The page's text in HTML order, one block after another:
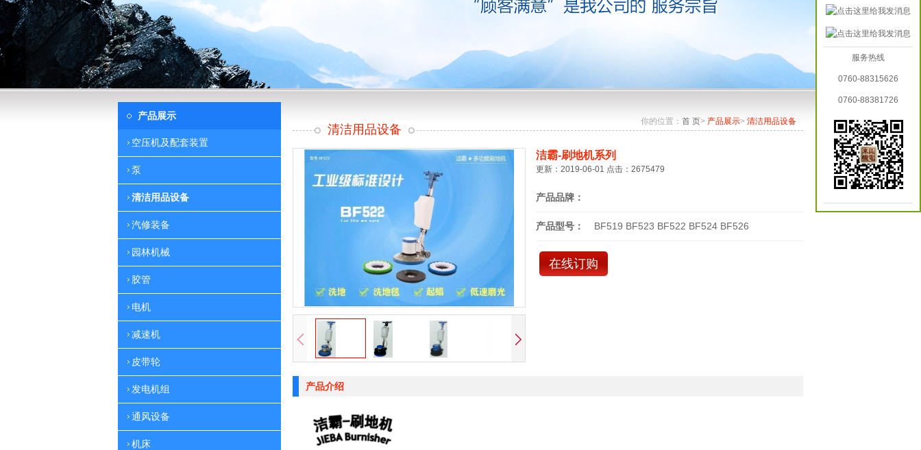
产品展示
空压机及配套装置
泵
清洁用品设备
汽修装备
园林机械
胶管
电机
减速机
皮带轮
发电机组
通风设备
机床
你的位置： 首 页> 产品展示> 清洁用品设备
清洁用品设备
洁霸-刷地机系列
更新：2019-06-01 点击：2675479
产品品牌：
产品型号： BF519 BF523 BF522 BF524 BF526
在线订购
产品介绍
服务热线
0760-88315626
0760-88381726